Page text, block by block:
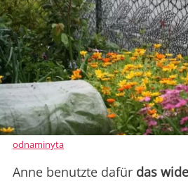
odnaminyta
Anne benutzte dafür das